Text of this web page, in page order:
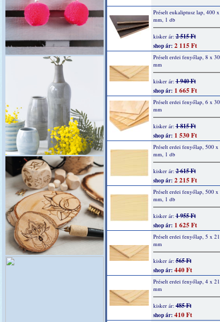
Préselt eukaliptusz lap, 400
mm, 1 db
kisker ár:2 515 Ft
shop ár: 2 115 Ft
Préselt erdei fenyőlap, 8 x
mm
kisker ár:1 940 Ft
shop ár: 1 665 Ft
Préselt erdei fenyőlap, 6 x
mm
kisker ár:1 815 Ft
shop ár: 1 530 Ft
Préselt erdei fenyőlap, 500
mm, 1 db
kisker ár:2 615 Ft
shop ár: 2 215 Ft
Préselt erdei fenyőlap, 500
mm, 1 db
kisker ár:1 955 Ft
shop ár: 1 625 Ft
Préselt erdei fenyőlap, 5 x
mm
kisker ár:565 Ft
shop ár: 440 Ft
Préselt erdei fenyőlap, 4 x
mm
kisker ár:485 Ft
shop ár: 410 Ft